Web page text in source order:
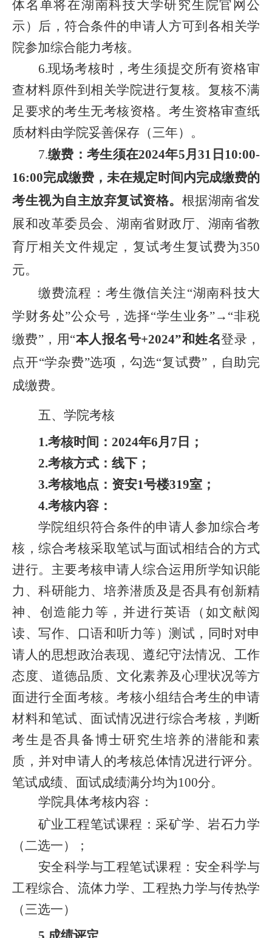
体名单将在湖南科技大学研究生院官网公
示）后，符合条件的申请人方可到各相关学
院参加综合能力考核。
6.现场考核时，考生须提交所有资格审
查材料原件到相关学院进行复核。复核不满
足要求的考生无考核资格。考生资格审查纸
质材料由学院妥善保存（三年）。
7.缴费：考生须在2024年5月31 日 10:00-
16:00完成缴费 ， 未在规定时间内完成缴费的
考生视为自主放弃复试资格。 根据湖南省发
展和改革委员会、湖南省财政厅、湖南省教
育厅相关文件规定，复试考生复试费为350
元。
缴费流程：考生微信关注“湖南科技大
学财务处”公众号，选择“学生业务”→“非税
缴费”， 用“本人报名号+2024”和姓名登录 ，
点开“学杂费”选项，勾选“复试费”，自助完
成缴费。
五、学院考核
1.考核时间：2024年6月7日；
2.考核方式：线下；
3.考核地点：资安1号楼319室；
4.考核内容：
学院组织符合条件的申请人参加综合考
核，综合考核采取笔试与面试相结合的方式
进行。主要考核申请人综合运用所学知识能
力、科研能力、培养潜质及是否具有创新精
神、创造能力等，并进行英语（如文献阅
读、写作、口语和听力等）测试，同时对申
请人的思想政治表现、遵纪守法情况、工作
态度、道德品质、文化素养及心理状况等方
面进行全面考核。考核小组结合考生的申请
材料和笔试、面试情况进行综合考核，判断
考生是否具备博士研究生培养的潜能和素
质，并对申请人的考核总体情况进行评分。
笔试成绩、面试成绩满分均为100分。
学院具体考核内容：
矿业工程笔试课程：采矿学、岩石力学
（二选一）；
安全科学与工程笔试课程：安全科学与
工程综合、流体力学、工程热力学与传热学
（三选一）